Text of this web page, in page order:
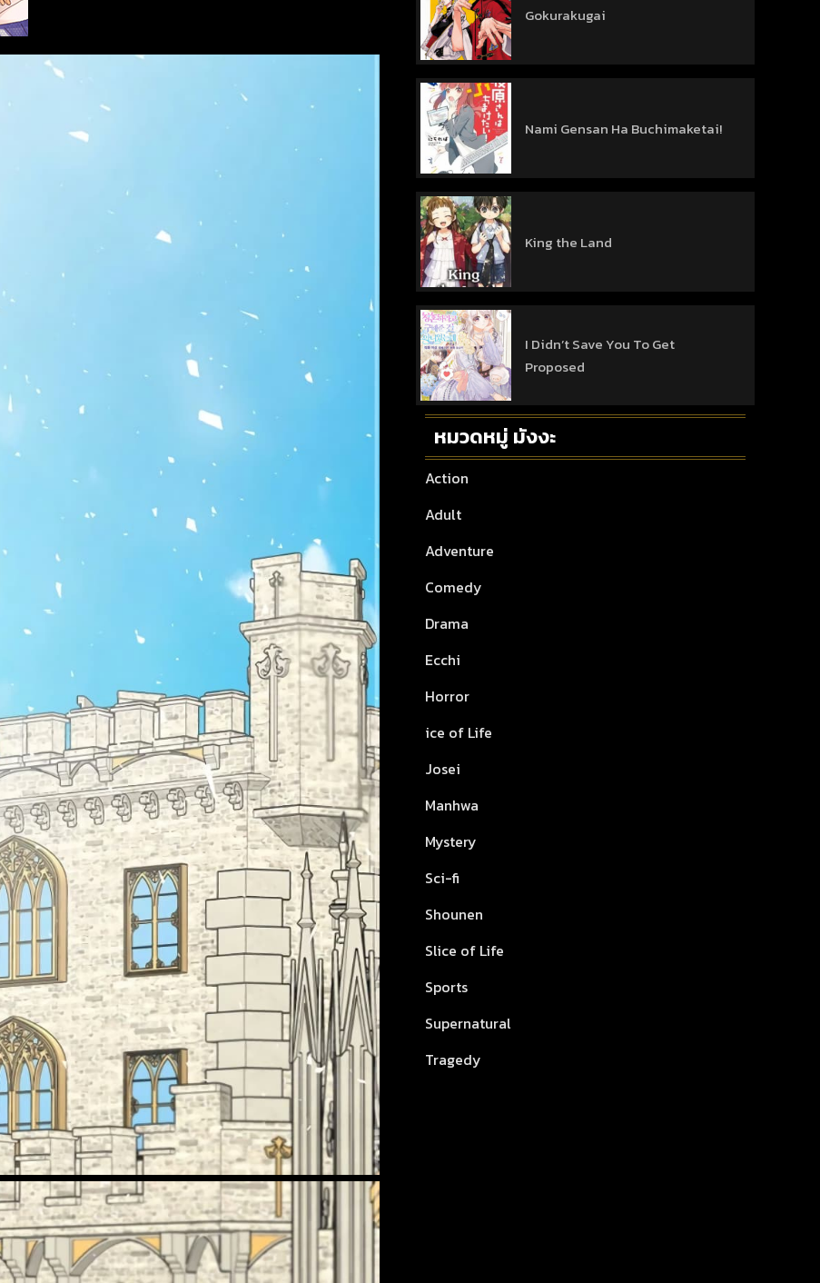
Gokurakugai
Nami Gensan Ha Buchimaketai!
King the Land
I Didn’t Save You To Get
Proposed
หมวดหมู่ มังงะ
Action
Adult
Adventure
Comedy
Drama
Ecchi
Horror
ice of Life
Josei
Manhwa
Mystery
Sci-fi
Shounen
Slice of Life
Sports
Supernatural
Tragedy